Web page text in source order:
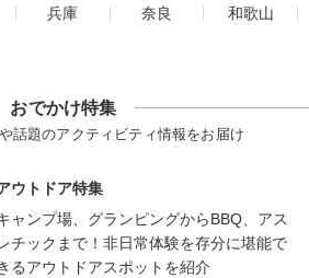
兵庫 奈良
和歌山
おでかけ特集
話題のアクティビティ情報をお届け
ウトドア特集
ャンプ場、グランピングからBBQ、アス
チックまで！非日常体験を存分に堪能で
るアウトドアスポットを紹介